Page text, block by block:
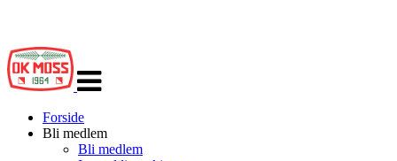
navigasjon
Forside
Bli medlem
Bli medlem